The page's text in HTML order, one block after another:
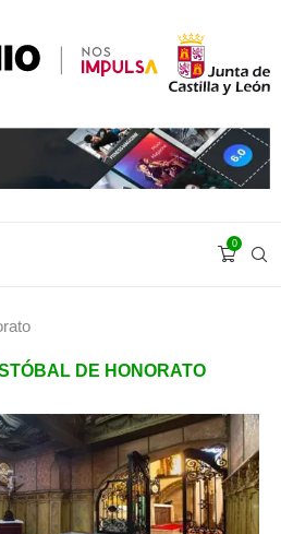
0
DE HONORATO